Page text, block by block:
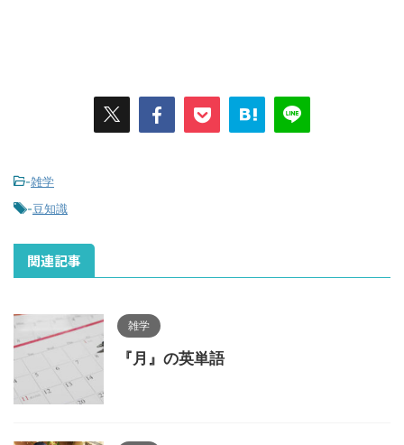
-雑学
-豆知識
関連記事
雑学
『月』の英単語